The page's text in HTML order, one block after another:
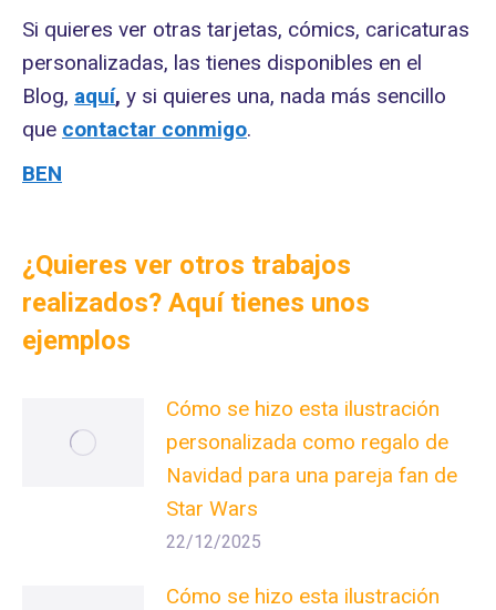
Si quieres ver otras tarjetas, cómics, caricaturas
personalizadas, las tienes disponibles en el
Blog, aquí, y si quieres una, nada más sencillo
que contactar conmigo.
BEN
¿Quieres ver otros trabajos
realizados? Aquí tienes unos
ejemplos
Cómo se hizo esta ilustración
personalizada como regalo de
Navidad para una pareja fan de
Star Wars
22/12/2025
Cómo se hizo esta ilustración